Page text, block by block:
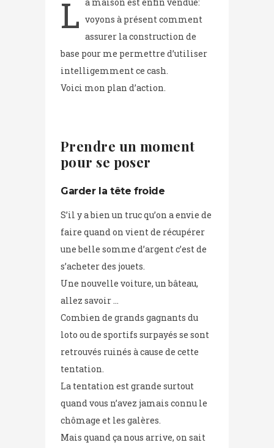
L voyons à présent comment
assurer la construction de
base pour me permettre d’utiliser
intelligemment ce cash.
Voici mon plan d’action.
Prendre un moment
pour se poser
Garder la tête froide
S’il y a bien un truc qu’on a envie de
faire quand on vient de récupérer
une belle somme d’argent c’est de
s’acheter des jouets.
Une nouvelle voiture, un bâteau,
allez savoir …
Combien de grands gagnants du
loto ou de sportifs surpayés se sont
retrouvés ruinés à cause de cette
tentation.
La tentation est grande surtout
quand vous n’avez jamais connu le
chômage et les galères.
Mais quand ça nous arrive, on sait